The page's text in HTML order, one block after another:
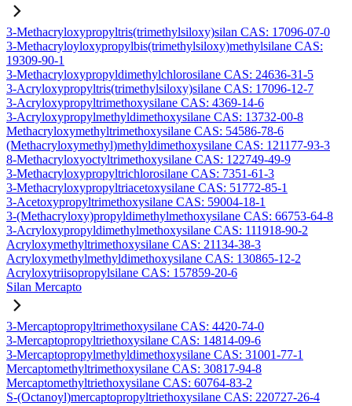
3-Methacryloxypropyltris(trimethylsiloxy)silan CAS: 17096-07-0
3-Methacryloyloxypropylbis(trimethylsiloxy)methylsilane CAS:
19309-90-1
3-Methacryloxypropyldimethylchlorosilane CAS: 24636-31-5
3-Acryloxypropyltris(trimethylsiloxy)silane CAS: 17096-12-7
3-Acryloxypropyltrimethoxysilane CAS: 4369-14-6
3-Acryloxypropylmethyldimethoxysilane CAS: 13732-00-8
Methacryloxymethyltrimethoxysilane CAS: 54586-78-6
(Methacryloxymethyl)methyldimethoxysilane CAS: 121177-93-3
8-Methacryloxyoctyltrimethoxysilane CAS: 122749-49-9
3-Methacryloxypropyltrichlorosilane CAS: 7351-61-3
3-Methacryloxypropyltriacetoxysilane CAS: 51772-85-1
3-Acetoxypropyltrimethoxysilane CAS: 59004-18-1
3-(Methacryloxy)propyldimethylmethoxysilane CAS: 66753-64-8
3-Acryloxypropyldimethylmethoxysilane CAS: 111918-90-2
Acryloxymethyltrimethoxysilane CAS: 21134-38-3
Acryloxymethylmethyldimethoxysilane CAS: 130865-12-2
Acryloxytriisopropylsilane CAS: 157859-20-6
Silan Mercapto
3-Mercaptopropyltrimethoxysilane CAS: 4420-74-0
3-Mercaptopropyltriethoxysilane CAS: 14814-09-6
3-Mercaptopropylmethyldimethoxysilane CAS: 31001-77-1
Mercaptomethyltrimethoxysilane CAS: 30817-94-8
Mercaptomethyltriethoxysilane CAS: 60764-83-2
S-(Octanoyl)mercaptopropyltriethoxysilane CAS: 220727-26-4